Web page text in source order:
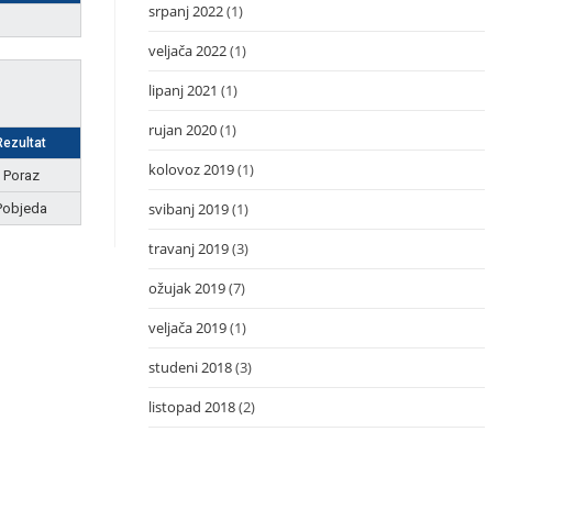
Poraz
srpanj 2022(1)
veljača 2022(1)
lipanj 2021 (1)
rujan 2020(1)
kolovoz 2019(1)
svibanj 2019(1)
travanj 2019(3)
ožujak 2019(7)
veljača 2019(1)
studeni 2018(3)
listopad 2018(2)